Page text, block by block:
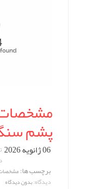
پشم
06 ژانویه 2026
برچسب ها:
دیدگاه:بدون دیدگاه